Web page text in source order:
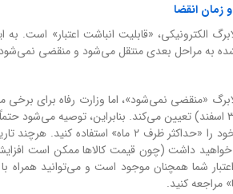
زمان انقضا
الکترونیکی، «قابلیت انباشت اعتبار» است.
نشده به مراحل بعدی منتقل می‌شود و منقضی
«منقضی نمی‌شود»، اما وزارت رفاه برای
اعتبار خود را «حداکثر ظرف ۲ ماه»
داشت (چون قیمت کالاها ممکن است افزایش
شما همچنان موجود است و می‌توانید همراه
مراجعه کنید.